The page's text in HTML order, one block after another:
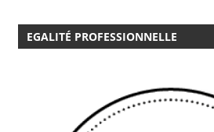
EGALITÉ PROFESSIONNELLE